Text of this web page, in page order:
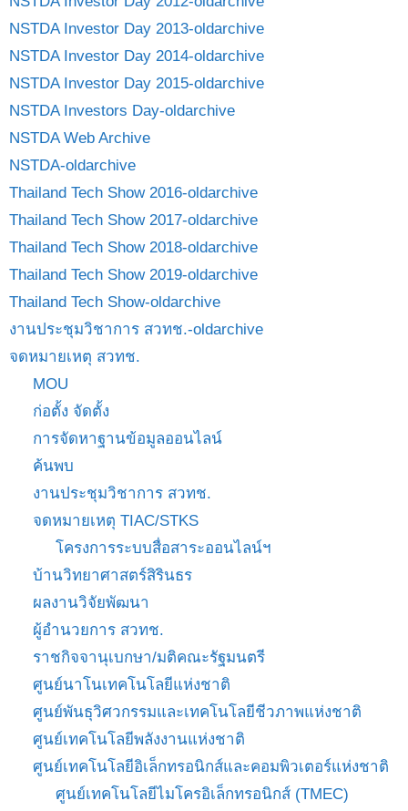
NSTDA Investor Day 2013-oldarchive
NSTDA Investor Day 2014-oldarchive
NSTDA Investor Day 2015-oldarchive
NSTDA Investors Day-oldarchive
NSTDA Web Archive
NSTDA-oldarchive
Thailand Tech Show 2016-oldarchive
Thailand Tech Show 2017-oldarchive
Thailand Tech Show 2018-oldarchive
Thailand Tech Show 2019-oldarchive
Thailand Tech Show-oldarchive
งานประชุมวิชาการ สวทช.-oldarchive
จดหมายเหตุ สวทช.
MOU
ก่อตั้ง จัดตั้ง
การจัดหาฐานข้อมูลออนไลน์
ค้นพบ
งานประชุมวิชาการ สวทช.
จดหมายเหตุ TIAC/STKS
โครงการระบบสื่อสาระออนไลน์ฯ
บ้านวิทยาศาสตร์สิรินธร
ผลงานวิจัยพัฒนา
ผู้อำนวยการ สวทช.
ราชกิจจานุเบกษา/มติคณะรัฐมนตรี
ศูนย์นาโนเทคโนโลยีแห่งชาติ
ศูนย์พันธุวิศวกรรมและเทคโนโลยีชีวภาพแห่งชาติ
ศูนย์เทคโนโลยีพลังงานแห่งชาติ
ศูนย์เทคโนโลยีอิเล็กทรอนิกส์และคอมพิวเตอร์แห่งชาติ
ศูนย์เทคโนโลยีไมโครอิเล็กทรอนิกส์ (TMEC)